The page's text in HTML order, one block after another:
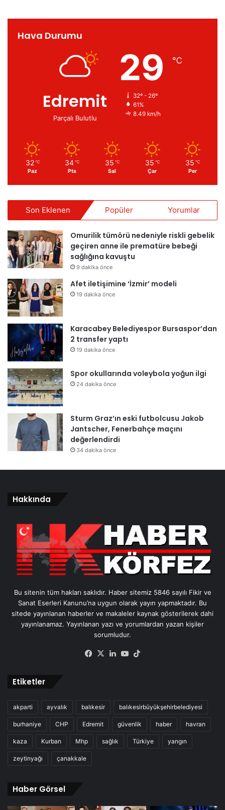
Hava Durumu
Edremit
Parçalı Bulutlu
29 ℃
32º - 26º
61%
8.49 km/h
32 ℃
Paz
34 ℃
Pts
35 ℃
Sal
35 ℃
Çar
35 ℃
Per
Son Eklenen Popüler Yorumlar
Omurilik tümörü nedeniyle riskli gebelik
geçiren anne ile prematüre bebeği
sağlığına kavuştu
9 dakika önce
Afet iletişimine ‘İzmir’ modeli
19 dakika önce
Karacabey Belediyespor Bursaspor’dan
2 transfer yaptı
19 dakika önce
Spor okullarında voleybola yoğun ilgi
24 dakika önce
Sturm Graz’ın eski futbolcusu Jakob
Jantscher, Fenerbahçe maçını
değerlendirdi
34 dakika önce
Hakkında
Bu sitenin tüm hakları saklıdır. Haber sitemiz 5846 sayılı Fikir ve
Sanat Eserleri Kanunu’na uygun olarak yayın yapmaktadır. Bu
sitede yayınlanan haberler ve makaleler kaynak gösterilerek dahi
yayınlanamaz. Yayınlanan yazı ve yorumlardan yazan kişiler
sorumludur.
Facebook
X LinkedInYouTube
Etiketler
akparti ayvalık balıkesir balıkesirbüyükşehirbelediyesi
burhaniye CHP Edremit güvenlik haber havran
kaza Kurban Mhp sağlık Türkiye yangın
zeytinyağı çanakkale
Haber Görsel